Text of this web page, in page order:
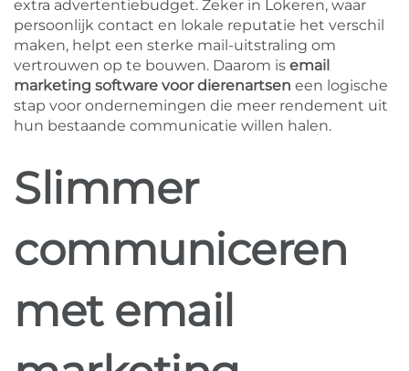
extra advertentiebudget. Zeker in Lokeren, waar
persoonlijk contact en lokale reputatie het verschil
maken, helpt een sterke mail-uitstraling om
vertrouwen op te bouwen. Daarom is email
marketing software voor dierenartsen een logische
stap voor ondernemingen die meer rendement uit
hun bestaande communicatie willen halen.
Slimmer
communiceren
met email